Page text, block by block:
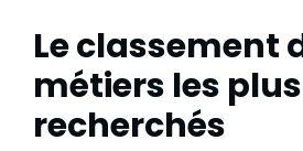
Le classement
métiers les plus
recherchés